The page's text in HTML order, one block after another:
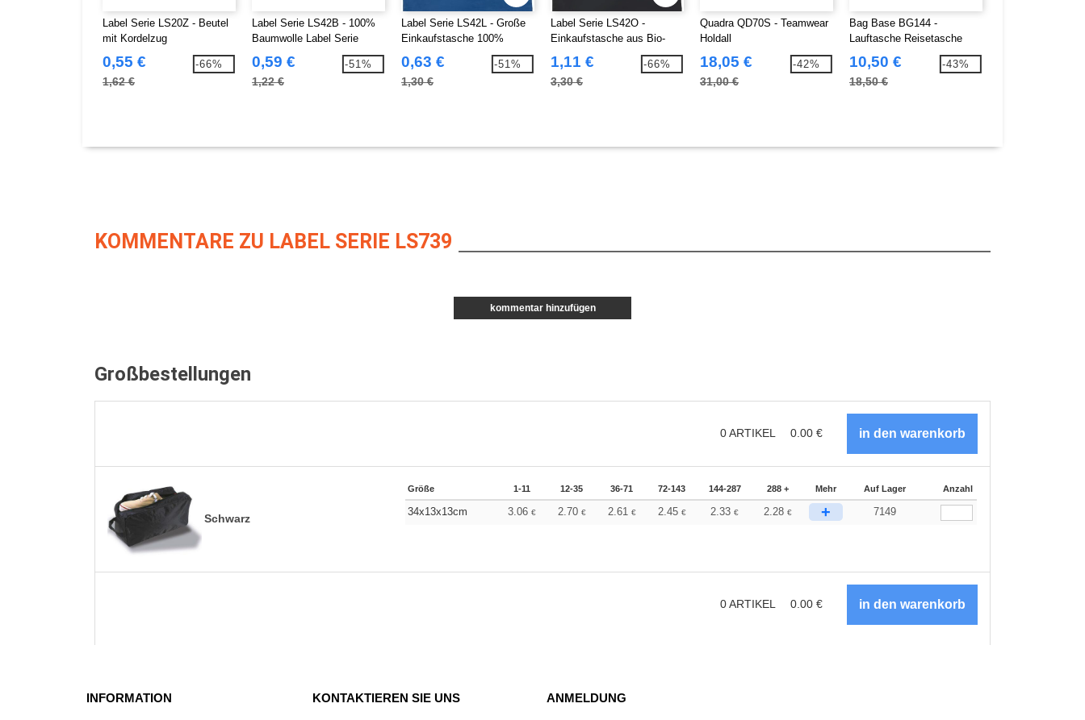
Label Serie LS20Z - Beutel
mit Kordelzug
0,55 €
1,62 €
-66%
Label Serie LS42B - 100%
Baumwolle Label Serie
0,59 €
1,22 €
-51%
Label Serie LS42L - Große
Einkaufstasche 100%
0,63 €
1,30 €
-51%
Label Serie LS42O -
Einkaufstasche aus Bio-
1,11 €
3,30 €
-66%
Quadra QD70S - Teamwear
Holdall
18,05 €
31,00 €
-42%
Bag Base BG144 -
Lauftasche Reisetasche
10,50 €
18,50 €
-43%
KOMMENTARE ZU LABEL SERIE LS739
kommentar hinzufügen
Großbestellungen
0ARTIKEL 0.00 €
Schwarz
Größe 1-11 12-35 36-71 72-143 144-287 288 + Mehr Auf Lager Anzahl
34x13x13cm 3.06 € 2.70 € 2.61 € 2.45 € 2.33€ 2.28 € + 7149
0ARTIKEL 0.00 €
INFORMATION KONTAKTIEREN SIE UNS ANMELDUNG